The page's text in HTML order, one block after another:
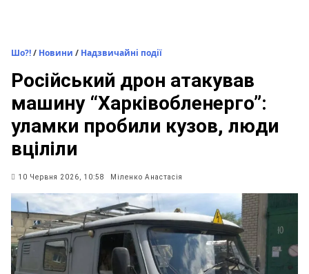
Шо?!/ Новини / Надзвичайні події
Російський дрон атакував
машину “Харківобленерго”:
уламки пробили кузов, люди
вціліли
10 Червня 2026, 10:58 Міленко Анастасія